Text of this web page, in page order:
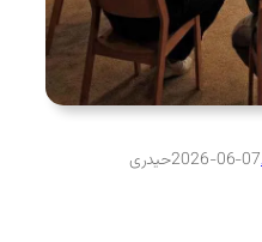
2026-06-07حیدری